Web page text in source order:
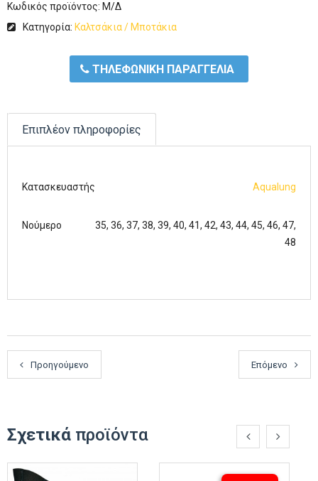
Κωδικός προϊόντος: Μ/Δ
Κατηγορία: Καλτσάκια / Μποτάκια
ΤΗΛΕΦΩΝΙΚΗ ΠΑΡΑΓΓΕΛΙΑ
Επιπλέον πληροφορίες
Κατασκευαστής Aqualung
Νούμερο
35, 36, 37, 38, 39, 40, 41, 42, 43, 44, 45, 46, 47,
48
Προηγούμενο Επόμενο
Σχετικά προϊόντα